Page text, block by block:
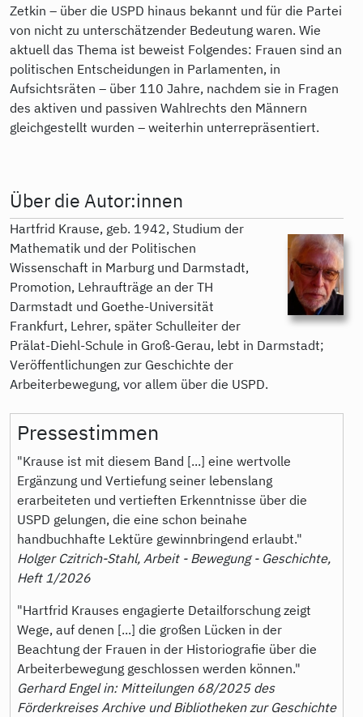
Zetkin – über die USPD hinaus bekannt und für die Partei
von nicht zu unterschätzender Bedeutung waren. Wie
aktuell das Thema ist beweist Folgendes: Frauen sind an
politischen Entscheidungen in Parlamenten, in
Aufsichtsräten – über 110 Jahre, nachdem sie in Fragen
des aktiven und passiven Wahlrechts den Männern
gleichgestellt wurden – weiterhin unterrepräsentiert.
Über die Autor:innen
Hartfrid Krause, geb. 1942, Studium der
Mathematik und der Politischen
Wissenschaft in Marburg und Darmstadt,
Promotion, Lehraufträge an der TH
Darmstadt und Goethe-Universität
Frankfurt, Lehrer, später Schulleiter der
Prälat-Diehl-Schule in Groß-Gerau, lebt in Darmstadt;
Veröffentlichungen zur Geschichte der
Arbeiterbewegung, vor allem über die USPD.
Pressestimmen
"Krause ist mit diesem Band [...] eine wertvolle
Ergänzung und Vertiefung seiner lebenslang
erarbeiteten und vertieften Erkenntnisse über die
USPD gelungen, die eine schon beinahe
handbuchhafte Lektüre gewinnbringend erlaubt."
Holger Czitrich-Stahl, Arbeit - Bewegung - Geschichte,
Heft 1/2026
"Hartfrid Krauses engagierte Detailforschung zeigt
Wege, auf denen [...] die großen Lücken in der
Beachtung der Frauen in der Historiografie über die
Arbeiterbewegung geschlossen werden können."
Gerhard Engel in: Mitteilungen 68/2025 des
Förderkreises Archive und Bibliotheken zur Geschichte